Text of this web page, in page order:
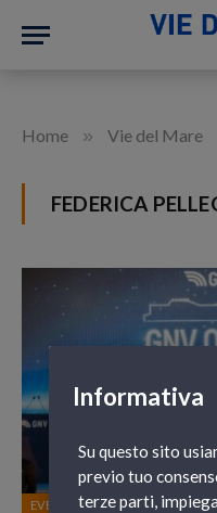
Home » Vie del Mare
FEDERICA
EVENTI
Informativa
Su questo sito
previo tuo
terze parti,